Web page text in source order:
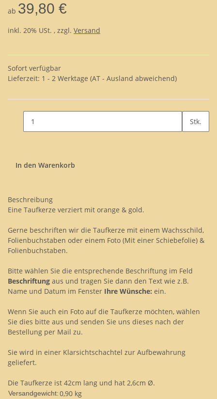
ab 39,80 €
inkl. 20% USt. , zzgl. Versand
Sofort verfügbar
Lieferzeit: 1 - 2 Werktage (AT - Ausland abweichend)
Stk.
In den Warenkorb
Beschreibung
Eine Taufkerze verziert mit orange & gold.
Gerne beschriften wir die Taufkerze mit einem Wachsschild,
Folienbuchstaben oder einem Foto (Mit einer Schiebefolie) &
Folienbuchstaben.
Bitte wählen Sie die entsprechende Beschriftung im Feld
Beschriftung aus und tragen Sie dann den Text wie z.B.
Name und Datum im Fenster Ihre Wünsche: ein.
Wenn Sie auch ein Foto auf die Taufkerze möchten, wählen
Sie dies bitte aus und senden Sie uns dieses nach der
Bestellung per Mail zu.
Sie wird in einer Klarsichtschachtel zur Aufbewahrung
geliefert.
Die Taufkerze ist 42cm lang und hat 2,6cm Ø.
Versandgewicht:0,90 kg